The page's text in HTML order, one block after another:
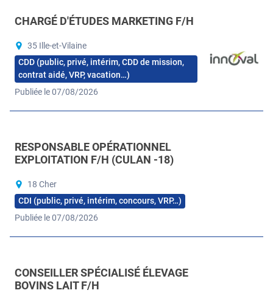
CHARGÉ D'ÉTUDES MARKETING F/H
35 Ille-et-Vilaine
CDD (public, privé, intérim, CDD de mission,
contrat aidé, VRP, vacation…)
Publiée le 07/08/2026
RESPONSABLE OPÉRATIONNEL
EXPLOITATION F/H (CULAN -18)
18 Cher
CDI (public, privé, intérim, concours, VRP…)
Publiée le 07/08/2026
CONSEILLER SPÉCIALISÉ ÉLEVAGE
BOVINS LAIT F/H